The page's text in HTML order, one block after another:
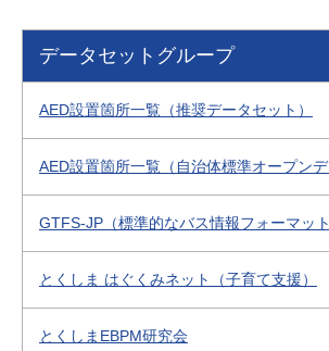
データセットグループ
AED設置箇所一覧（推奨データセット）
AED設置箇所一覧（自治体標準オープンデ
GTFS-JP（標準的なバス情報フォーマット
とくしま はぐくみネット（子育て支援）
とくしまEBPM研究会